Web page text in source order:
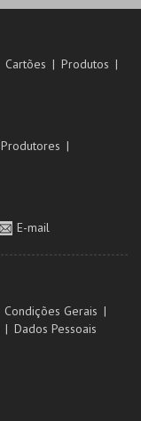
Cartões
Produtos
Produtores
E-mail
Condições Gerais
Dados Pessoais